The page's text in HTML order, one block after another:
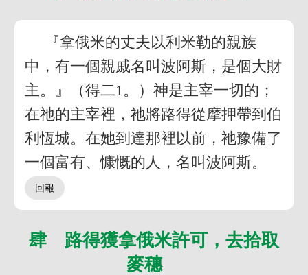
『拿俄米的丈夫以利米勒的親族
中，有一個親戚名叫波阿斯，是個大財
主。』（得二1。）神是主宰一切的；
在祂的主宰裡，祂將路得從摩押帶到伯
利恆城。在她到達那裡以前，祂豫備了
一個富有、慷慨的人，名叫波阿斯。
肆 路得獲拿俄米許可，去拾取
麥穗